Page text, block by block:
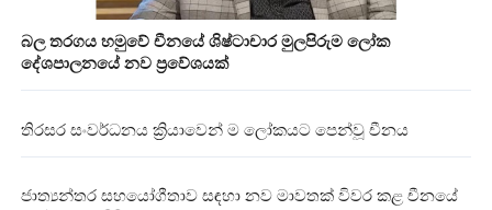
බල තරගය හමුවේ චීනයේ ශිෂ්ටාචාර මුලපිරුම ලෝක
දේශපාලනයේ නව ප්‍රවේශයක්
තිරසර සංවර්ධනය ක්‍රියාවෙන් ම ලෝකයට පෙන්වූ චීනය
ජාත්‍යන්තර සහයෝගීතාව සඳහා නව මාවතක් විවර කළ චීනයේ